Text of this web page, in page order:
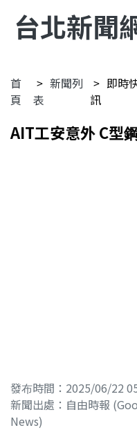
台北新聞
首
頁
新聞列
表
即時
訊
AIT工安意外 C型
發布時間：2025/06/22
新聞出處：自由時報
News)